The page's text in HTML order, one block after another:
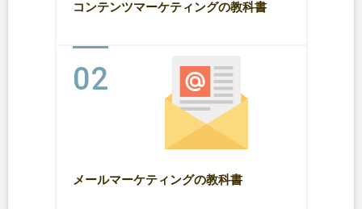
コンテンツマーケティングの教科書
02
メールマーケティングの教科書